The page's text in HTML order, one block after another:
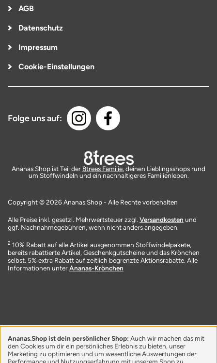
AGB
Datenschutz
Impressum
Cookie-Einstellungen
Folge uns auf:
Ananas.Shop ist Teil der8trees Familie, deinen Lieblingsshops rund
um Stoffwindeln und ein nachhaltigeres Familienleben.
Copyright © 2026 Ananas.Shop - Alle Rechte vorbehalten
Alle Preise inkl. gesetzl. Mehrwertsteuer zzgl. Versandkosten und
ggf. Nachnahmegebühren, wenn nicht anders angegeben.
2 10% Rabatt auf alle Artikel ausgenommen Stoffwindelpakete,
bereits rabattierte Artikel, Geschenkgutscheine und das Krönchen
selbst. 5% extra Rabatt auf zeitlich begrenzte Aktionsrabatte. Alle
Informationen unterAnanas-Krönchen
Ananas.Shop ist dein persönlicher Shop: Auch wir machen das mit
den Cookies um dir ein persönliches Erlebnis zu bieten, unser
Marketing zu optimieren und um wesentliche Auswertungen der